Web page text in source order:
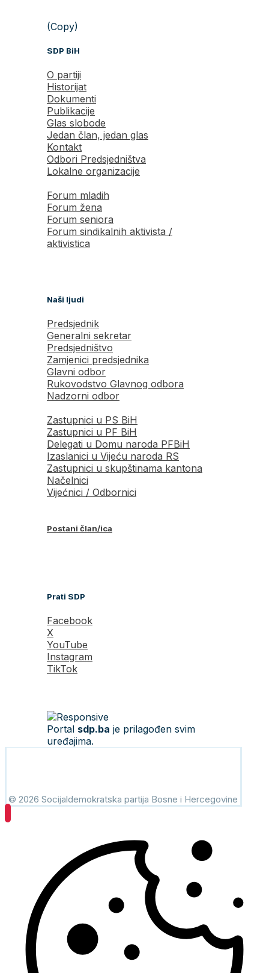
(Copy)
SDP BiH
O partiji
Historijat
Dokumenti
Publikacije
Glas slobode
Jedan član, jedan glas
Kontakt
Odbori Predsjedništva
Lokalne organizacije
Forum mladih
Forum žena
Forum seniora
Forum sindikalnih aktivista /
aktivistica
Naši ljudi
Predsjednik
Generalni sekretar
Predsjedništvo
Zamjenici predsjednika
Glavni odbor
Rukovodstvo Glavnog odbora
Nadzorni odbor
Zastupnici u PS BiH
Zastupnici u PF BiH
Delegati u Domu naroda PFBiH
Izaslanici u Vijeću naroda RS
Zastupnici u skupštinama kantona
Načelnici
Vijećnici / Odbornici
Postani član/ica
Prati SDP
Facebook
X
YouTube
Instagram
TikTok
Portal sdp.ba je prilagođen svim
uređajima.
© 2026 Socijaldemokratska partija Bosne i Hercegovine